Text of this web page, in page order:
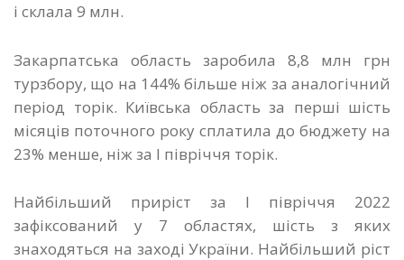
і склала 9 млн.
Закарпатська область заробила 8,8 млн грн
турзбору, що на 144% більше ніж за аналогічний
період торік. Київська область за перші шість
місяців поточного року сплатила до бюджету на
23% менше, ніж за І півріччя торік.
Найбільший приріст за І півріччя 2022
зафіксований у 7 областях, шість з яких
знаходяться на заході України. Найбільший ріст